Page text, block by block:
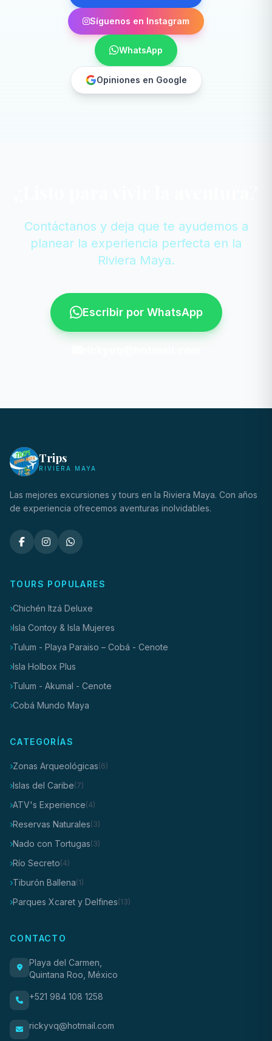
Síguenos en Instagram
WhatsApp
Opiniones en Google
Contáctanos y deja que te ayudemos a
planear la experiencia perfecta en la
Riviera Maya.
Escribir por WhatsApp
Trips
RIVIERA MAYA
Las mejores excursiones y tours en la Riviera Maya. Con años
de experiencia ofrecemos aventuras inolvidables.
TOURS POPULARES
Chichén Itzá Deluxe
Isla Contoy & Isla Mujeres
Tulum - Playa Paraiso – Cobá - Cenote
Isla Holbox Plus
Tulum - Akumal - Cenote
Cobá Mundo Maya
CATEGORÍAS
Zonas Arqueológicas(6)
Islas del Caribe(7)
ATV's Experience(4)
Reservas Naturales(3)
Nado con Tortugas(3)
Río Secreto(4)
Tiburón Ballena(1)
Parques Xcaret y Delfines(13)
CONTACTO
Playa del Carmen,
Quintana Roo, México
+521 984 108 1258
rickyvq@hotmail.com